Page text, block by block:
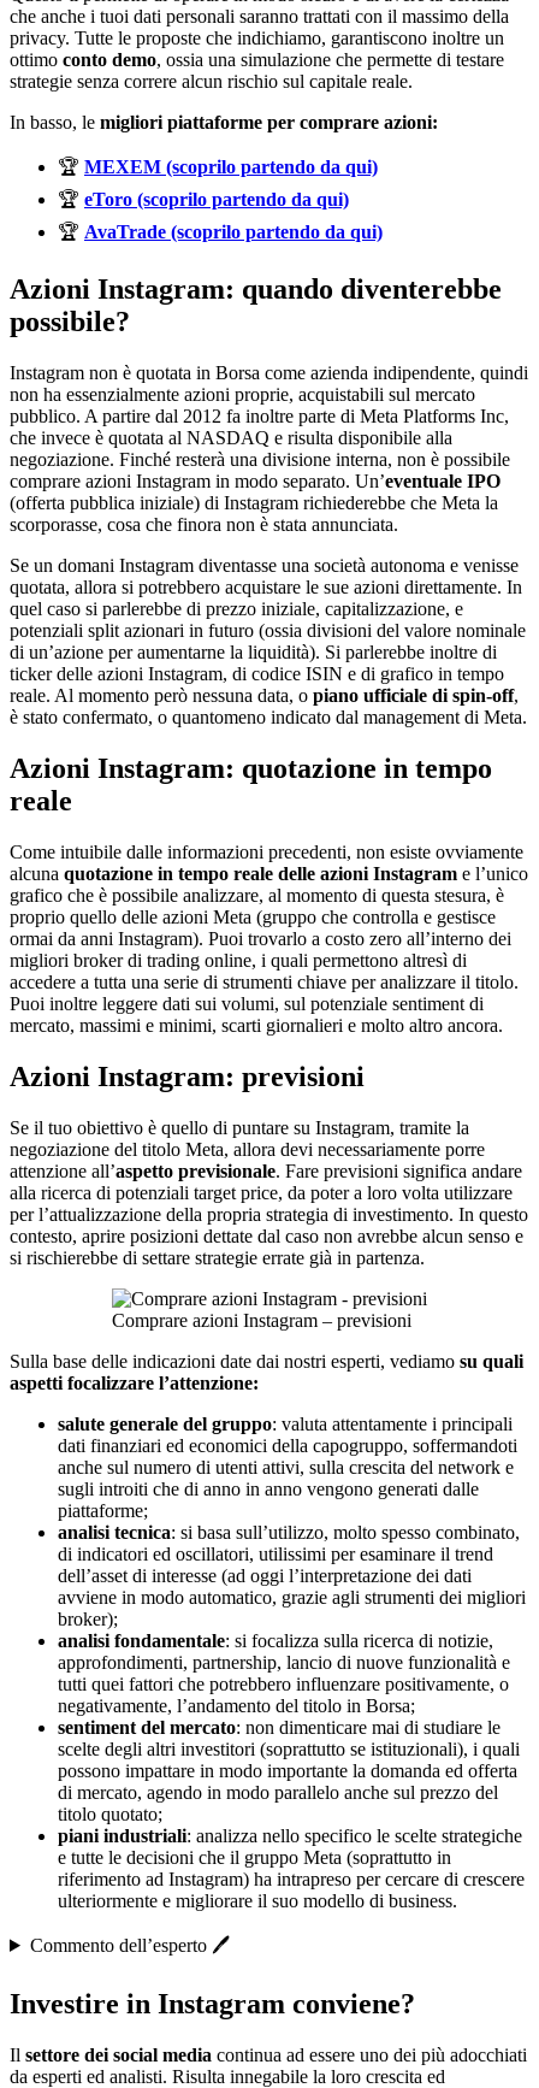
che anche i tuoi dati personali saranno trattati con il massimo della
privacy. Tutte le proposte che indichiamo, garantiscono inoltre un
ottimo conto demo, ossia una simulazione che permette di testare
strategie senza correre alcun rischio sul capitale reale.
In basso, le migliori piattaforme per comprare azioni:
🏆 MEXEM (scoprilo partendo da qui)
🏆 eToro (scoprilo partendo da qui)
🏆 AvaTrade (scoprilo partendo da qui)
Azioni Instagram: quando diventerebbe
possibile?
Instagram non è quotata in Borsa come azienda indipendente, quindi
non ha essenzialmente azioni proprie, acquistabili sul mercato
pubblico. A partire dal 2012 fa inoltre parte di Meta Platforms Inc,
che invece è quotata al NASDAQ e risulta disponibile alla
negoziazione. Finché resterà una divisione interna, non è possibile
comprare azioni Instagram in modo separato. Un’eventuale IPO
(offerta pubblica iniziale) di Instagram richiederebbe che Meta la
scorporasse, cosa che finora non è stata annunciata.
Se un domani Instagram diventasse una società autonoma e venisse
quotata, allora si potrebbero acquistare le sue azioni direttamente. In
quel caso si parlerebbe di prezzo iniziale, capitalizzazione, e
potenziali split azionari in futuro (ossia divisioni del valore nominale
di un’azione per aumentarne la liquidità). Si parlerebbe inoltre di
ticker delle azioni Instagram, di codice ISIN e di grafico in tempo
reale. Al momento però nessuna data, o piano ufficiale di spin-off,
è stato confermato, o quantomeno indicato dal management di Meta.
Azioni Instagram: quotazione in tempo
reale
Come intuibile dalle informazioni precedenti, non esiste ovviamente
alcuna quotazione in tempo reale delle azioni Instagram e l’unico
grafico che è possibile analizzare, al momento di questa stesura, è
proprio quello delle azioni Meta (gruppo che controlla e gestisce
ormai da anni Instagram). Puoi trovarlo a costo zero all’interno dei
migliori broker di trading online, i quali permettono altresì di
accedere a tutta una serie di strumenti chiave per analizzare il titolo.
Puoi inoltre leggere dati sui volumi, sul potenziale sentiment di
mercato, massimi e minimi, scarti giornalieri e molto altro ancora.
Azioni Instagram: previsioni
Se il tuo obiettivo è quello di puntare su Instagram, tramite la
negoziazione del titolo Meta, allora devi necessariamente porre
attenzione all’aspetto previsionale. Fare previsioni significa andare
alla ricerca di potenziali target price, da poter a loro volta utilizzare
per l’attualizzazione della propria strategia di investimento. In questo
contesto, aprire posizioni dettate dal caso non avrebbe alcun senso e
si rischierebbe di settare strategie errate già in partenza.
Comprare azioni Instagram – previsioni
Sulla base delle indicazioni date dai nostri esperti, vediamo su quali
aspetti focalizzare l’attenzione:
salute generale del gruppo: valuta attentamente i principali
dati finanziari ed economici della capogruppo, soffermandoti
anche sul numero di utenti attivi, sulla crescita del network e
sugli introiti che di anno in anno vengono generati dalle
piattaforme;
analisi tecnica: si basa sull’utilizzo, molto spesso combinato,
di indicatori ed oscillatori, utilissimi per esaminare il trend
dell’asset di interesse (ad oggi l’interpretazione dei dati
avviene in modo automatico, grazie agli strumenti dei migliori
broker);
analisi fondamentale: si focalizza sulla ricerca di notizie,
approfondimenti, partnership, lancio di nuove funzionalità e
tutti quei fattori che potrebbero influenzare positivamente, o
negativamente, l’andamento del titolo in Borsa;
sentiment del mercato: non dimenticare mai di studiare le
scelte degli altri investitori (soprattutto se istituzionali), i quali
possono impattare in modo importante la domanda ed offerta
di mercato, agendo in modo parallelo anche sul prezzo del
titolo quotato;
piani industriali: analizza nello specifico le scelte strategiche
e tutte le decisioni che il gruppo Meta (soprattutto in
riferimento ad Instagram) ha intrapreso per cercare di crescere
ulteriormente e migliorare il suo modello di business.
Commento dell’esperto 🖊️
Investire in Instagram conviene?
Il settore dei social media continua ad essere uno dei più adocchiati
da esperti ed analisti. Risulta innegabile la loro crescita ed